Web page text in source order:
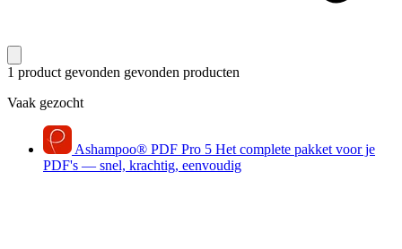
1 product gevonden gevonden producten
Vaak gezocht
Ashampoo® PDF Pro 5 Het complete pakket voor je
PDF's — snel, krachtig, eenvoudig